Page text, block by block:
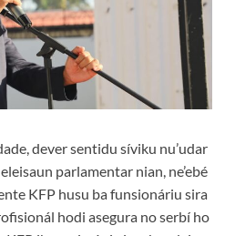
dever sentidu síviku nu’udar
parlamentar nian, ne’ebé
KFP husu ba funsionáriu sira
hodi asegura no serbí ho